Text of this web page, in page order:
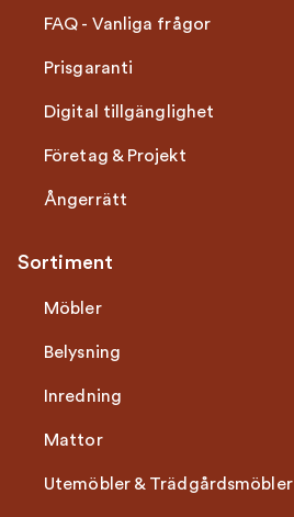
FAQ - Vanliga frågor
Prisgaranti
Digital tillgänglighet
Företag & Projekt
Ångerrätt
Sortiment
Möbler
Belysning
Inredning
Mattor
Utemöbler & Trädgårdsmöbler